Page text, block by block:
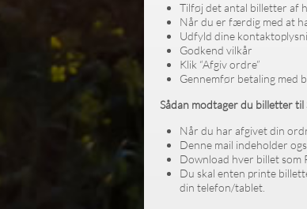
Tilføj det antal billetter af
Når du er færdig med at
Udfyld dine
Godkend vilkår
Klik “Afgiv ordre”
Gennemfør betaling med
Sådan modtager du billetter
Når du har afgivet din
Denne mail indeholder
Download hver billet som
Du skal enten printe
din telefon/tablet.